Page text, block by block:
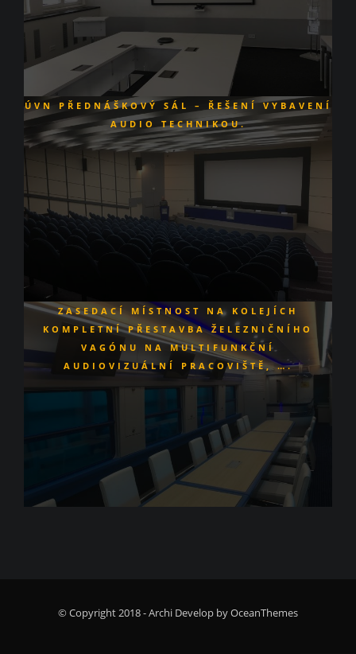
ÚVN PŘEDNÁŠKOVÝ SÁL – ŘEŠENÍ VYBAVENÍ
AUDIO TECHNIKOU.
ZASEDACÍ MÍSTNOST NA KOLEJÍCH
KOMPLETNÍ PŘESTAVBA ŽELEZNIČNÍHO
VAGÓNU NA MULTIFUNKČNÍ
AUDIOVIZUÁLNÍ PRACOVIŠTĚ, ….
© Copyright 2018 - Archi Develop by OceanThemes